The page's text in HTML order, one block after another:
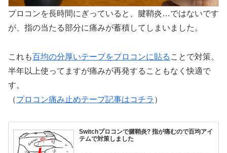
プロコンを長時間にぎっていると、腱鞘炎…ではないです
が、指の当たる部分に痛みが蓄積してしまいました。
これも百均の分厚いテープをプロコンに貼る ことで対策。
半年以上使ってますが痛みが再発することもなく快適で
す。
（プロコン痛み止めテープ記事はコチラ ）
Switchプロコンで腱鞘炎? 指が痛むので百均アイ
テムで対策しました